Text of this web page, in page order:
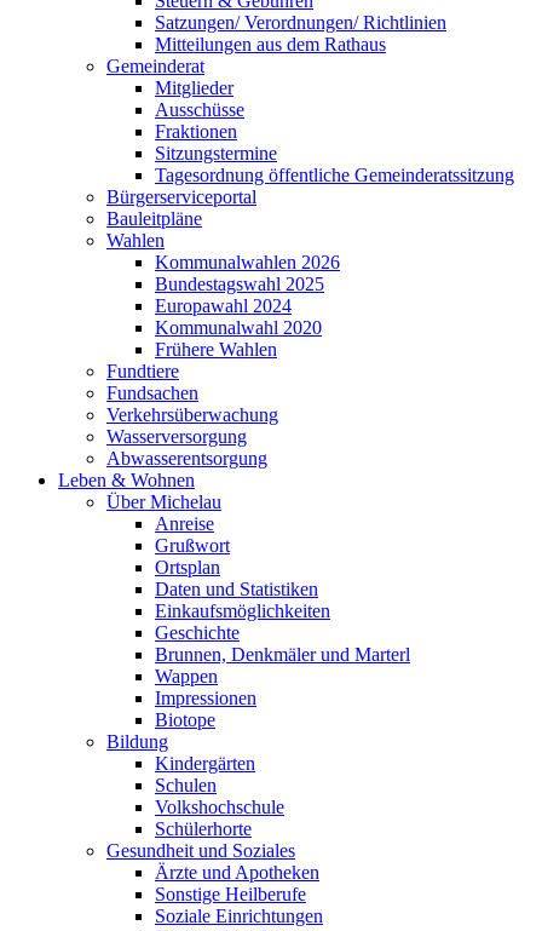
Satzungen/ Verordnungen/ Richtlinien
Mitteilungen aus dem Rathaus
Gemeinderat
Mitglieder
Ausschüsse
Fraktionen
Sitzungstermine
Tagesordnung öffentliche Gemeinderatssitzung
Bürgerserviceportal
Bauleitpläne
Wahlen
Kommunalwahlen 2026
Bundestagswahl 2025
Europawahl 2024
Kommunalwahl 2020
Frühere Wahlen
Fundtiere
Fundsachen
Verkehrsüberwachung
Wasserversorgung
Abwasserentsorgung
Leben & Wohnen
Über Michelau
Anreise
Grußwort
Ortsplan
Daten und Statistiken
Einkaufsmöglichkeiten
Geschichte
Brunnen, Denkmäler und Marterl
Wappen
Impressionen
Biotope
Bildung
Kindergärten
Schulen
Volkshochschule
Schülerhorte
Gesundheit und Soziales
Ärzte und Apotheken
Sonstige Heilberufe
Soziale Einrichtungen